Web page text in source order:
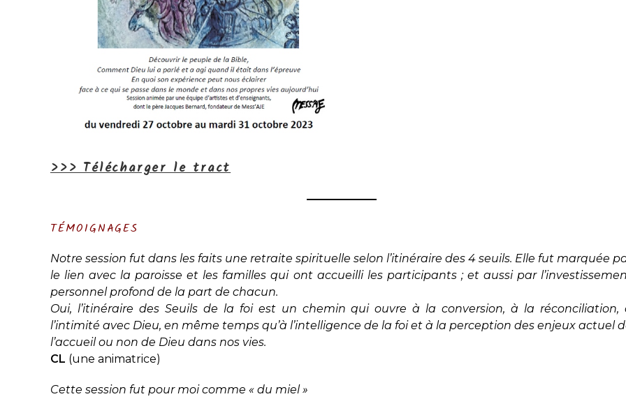
>>> Télécharger le tract
TÉMOIGNAGES
Notre session fut dans les faits une retraite spirituelle selon l’itinéraire des 4 seuils. Elle fut marquée
le lien avec la paroisse et les familles qui ont accueilli les participants ; et aussi par
personnel profond de la part de chacun.
Oui, l’itinéraire des Seuils de la foi est un chemin qui ouvre à la conversion, à la réconciliation,
l’intimité avec Dieu, en même temps qu’à l’intelligence de la foi et à la perception des enjeux actuel
l’accueil ou non de Dieu dans nos vies.
CL (une animatrice)
Cette session fut pour moi comme « du miel »